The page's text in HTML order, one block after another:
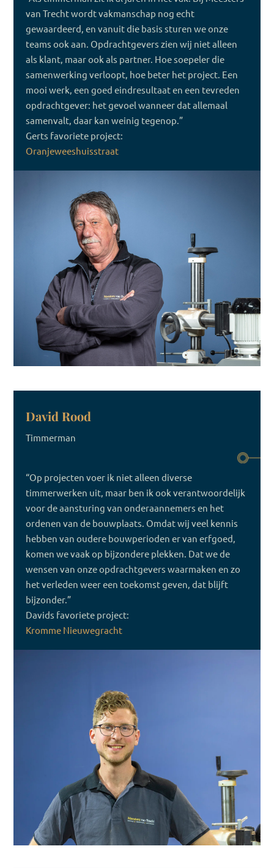
van Trecht wordt vakmanschap nog echt
gewaardeerd, en vanuit die basis sturen we onze
teams ook aan. Opdrachtgevers zien wij niet alleen
als klant, maar ook als partner. Hoe soepeler die
samenwerking verloopt, hoe beter het project. Een
mooi werk, een goed eindresultaat en een tevreden
opdrachtgever: het gevoel wanneer dat allemaal
samenvalt, daar kan weinig tegenop.”
Gerts favoriete project:
Oranjeweeshuisstraat
David Rood
Timmerman
“Op projecten voer ik niet alleen diverse
timmerwerken uit, maar ben ik ook verantwoordelijk
voor de aansturing van onderaannemers en het
ordenen van de bouwplaats. Omdat wij veel kennis
hebben van oudere bouwperioden er van erfgoed,
komen we vaak op bijzondere plekken. Dat we de
wensen van onze opdrachtgevers waarmaken en zo
het verleden weer een toekomst geven, dat blijft
bijzonder.”
Davids favoriete project:
Kromme Nieuwegracht